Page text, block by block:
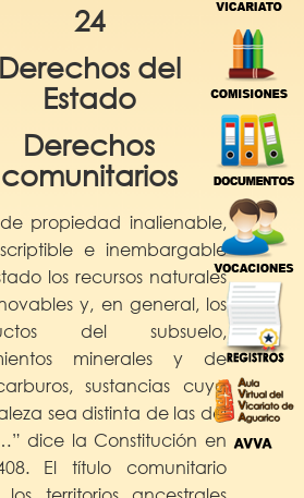
24
Derechos del
Estado
Derechos
comunitarios
de propiedad inalienable,
e inembargable
los recursos naturales
y, en general, los
del subsuelo,
minerales y de
sustancias cuya
sea distinta de las del
dice la Constitución en
El título comunitario